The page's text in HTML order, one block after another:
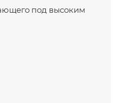
под высоким